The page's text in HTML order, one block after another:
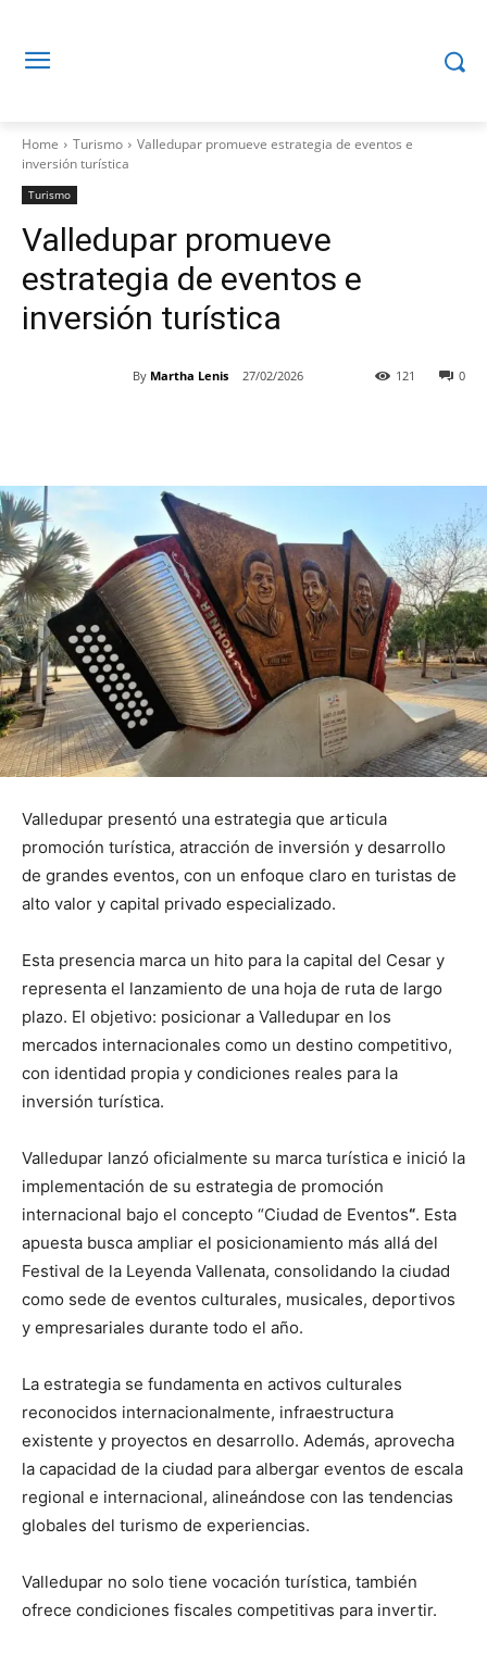
Home Turismo
Valledupar promueve estrategia de eventos e
inversión turística
Turismo
Valledupar promueve
estrategia de eventos e
inversión turística
By Martha Lenis 27/02/2026 0
121
Valledupar presentó una estrategia que articula
promoción turística, atracción de inversión y desarrollo
de grandes eventos, con un enfoque claro en turistas de
alto valor y capital privado especializado.
Esta presencia marca un hito para la capital del Cesar y
representa el lanzamiento de una hoja de ruta de largo
plazo. El objetivo: posicionar a Valledupar en los
mercados internacionales como un destino competitivo,
con identidad propia y condiciones reales para la
inversión turística.
Valledupar lanzó oficialmente su marca turística e inició la
implementación de su estrategia de promoción
internacional bajo el concepto “Ciudad de Eventos“. Esta
apuesta busca ampliar el posicionamiento más allá del
Festival de la Leyenda Vallenata, consolidando la ciudad
como sede de eventos culturales, musicales, deportivos
y empresariales durante todo el año.
La estrategia se fundamenta en activos culturales
reconocidos internacionalmente, infraestructura
existente y proyectos en desarrollo. Además, aprovecha
la capacidad de la ciudad para albergar eventos de escala
regional e internacional, alineándose con las tendencias
globales del turismo de experiencias.
Valledupar no solo tiene vocación turística, también
ofrece condiciones fiscales competitivas para invertir.